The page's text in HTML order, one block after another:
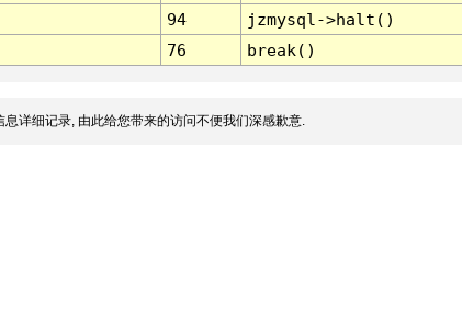
94
jzmysql->halt()
76 break()
详细记录, 由此给您带来的访问不便我们深感歉意.